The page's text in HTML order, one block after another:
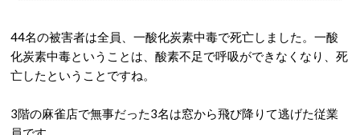
44名の被害者は全員、一酸化炭素中毒で死亡しました。一酸
化炭素中毒ということは、酸素不足で呼吸ができなくなり、死
亡したということですね。
3階の麻雀店で無事だった3名は窓から飛び降りて逃げた従業